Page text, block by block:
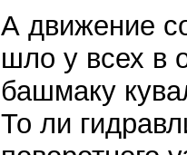
А движение
шло у всех в
башмаку
То ли